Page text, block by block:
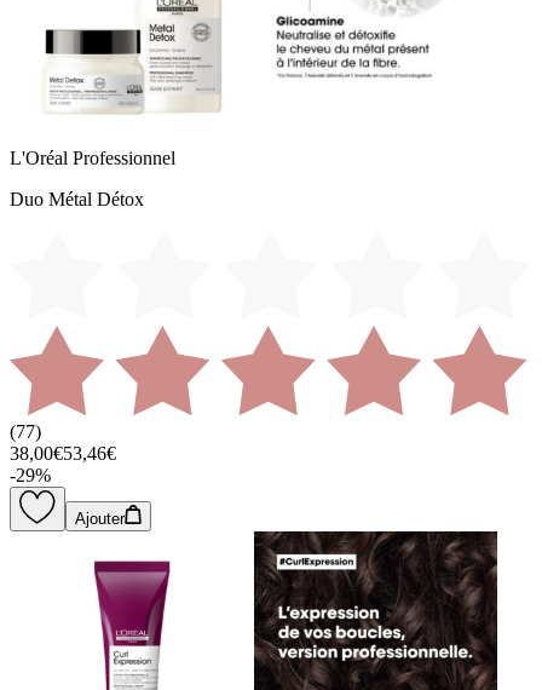
L'Oréal Professionnel
Duo Métal Détox
(77)
38,00€53,46€
-29%
Ajouter